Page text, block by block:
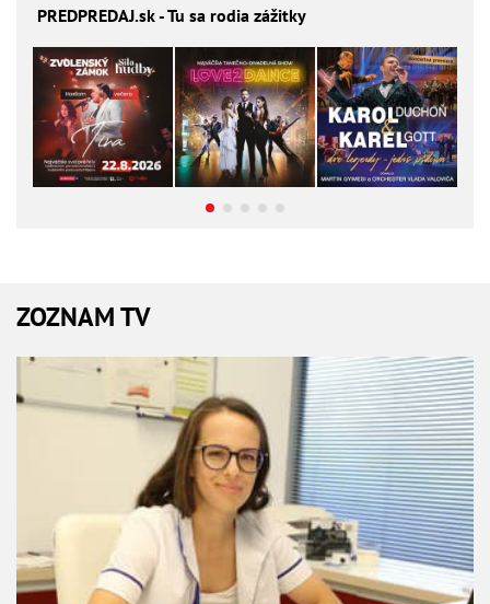
PREDPREDAJ.sk - Tu sa rodia zážitky
ZOZNAM TV